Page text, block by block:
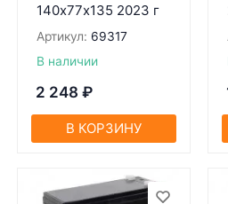
140х77х135 2023 г
Артикул: 69317
В наличии
2 248 ₽
В КОРЗИНУ